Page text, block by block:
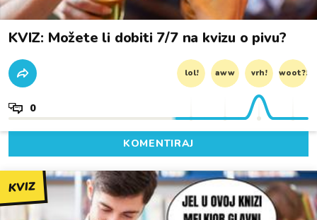
KVIZ: Možete li dobiti 7/7 na kvizu o pivu?
lol! aww vrh! woot?!
0
KOMENTIRAJ
KVIZ